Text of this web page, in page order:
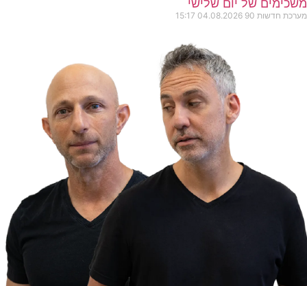
משכימים של יום שלישי
מערכת חדשות 90 04.08.2026
15:17